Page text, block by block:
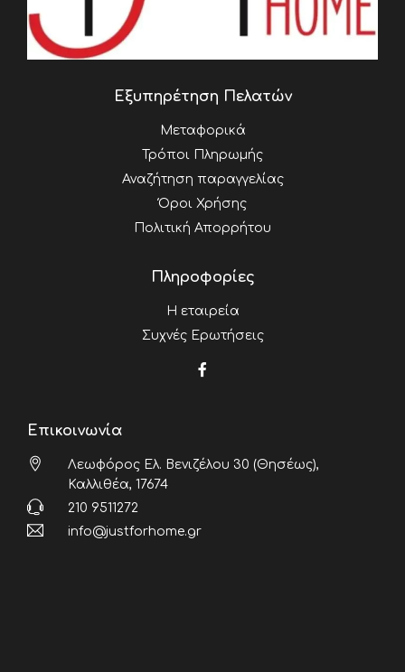
Εξυπηρέτηση Πελατών
Μεταφορικά
Τρόποι Πληρωμής
Αναζήτηση παραγγελίας
Όροι Χρήσης
Πολιτική Απορρήτου
Πληροφορίες
Η εταιρεία
Συχνές Ερωτήσεις
Επικοινωνία
Λεωφόρος Ελ. Βενιζέλου 30 (Θησέως),
Καλλιθέα, 17674
210 9511272
info@justforhome.gr